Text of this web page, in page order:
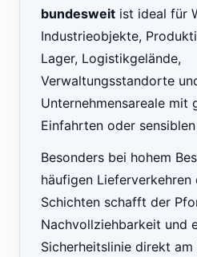
bundesweit ist ideal für
Industrieobjekte,
Lager, Logistikgelände,
Verwaltungsstandorte
Unternehmensareale mit
Einfahrten oder
Besonders bei hohem
häufigen Lieferverkehren
Schichten schafft der
Nachvollziehbarkeit und
Sicherheitslinie direkt am